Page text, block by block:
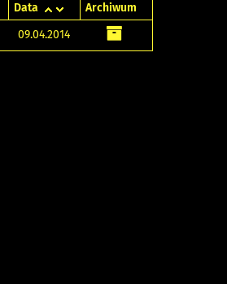
Data
Archiwum
09.04.2014